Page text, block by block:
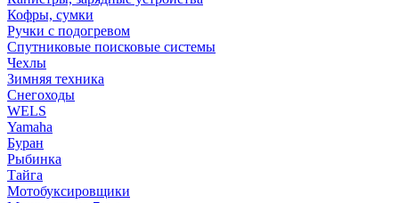
Кофры, сумки
Ручки с подогревом
Спутниковые поисковые системы
Чехлы
Зимняя техника
Снегоходы
WELS
Yamaha
Буран
Рыбинка
Тайга
Мотобуксировщики